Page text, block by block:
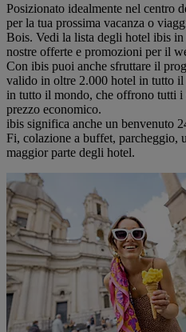
Posizionato idealmente nel centro
per la tua prossima vacanza o
Bois. Vedi la lista degli hotel ibis
nostre offerte e promozioni per il
Con ibis puoi anche sfruttare il
valido in oltre 2.000 hotel in tutto
in tutto il mondo, che offrono tutti
prezzo economico.
ibis significa anche un benvenuto
Fi, colazione a buffet, parcheggio,
maggior parte degli hotel.